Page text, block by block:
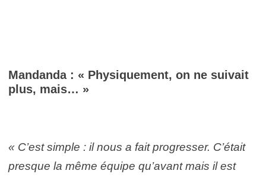
Mandanda : « Physiquement, on ne suivait
plus, mais… »
« C’est simple : il nous a fait progresser. C’était
presque la même équipe qu’avant mais il est